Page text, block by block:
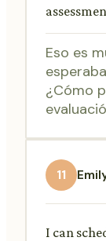
Eso es
¿Cómo
11
I can